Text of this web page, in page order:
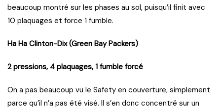
beaucoup montré sur les phases au sol, puisqu’il finit avec
10 plaquages et force 1 fumble.
Ha Ha Clinton-Dix (Green Bay Packers)
2 pressions, 4 plaquages, 1 fumble forcé
On a pas beaucoup vu le Safety en couverture, simplement
parce qu’il n’a pas été visé. Il s’en donc concentré sur un